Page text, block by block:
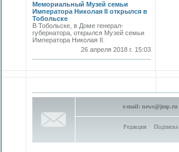
Мемориальный Музей семьи
Императора Николая II открылся в
Тобольске
В Тобольске, в Доме генерал-
губернатора, открылся Музей семьи
Императора Николая II.
26 апреля 2018 г. 15:03
e-mail: news@jmp.ru
Редакция Подписка